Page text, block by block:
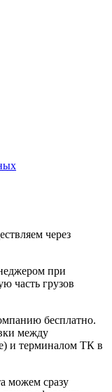
через
при
часть грузов
бесплатно.
между
и терминалом ТК в
можем сразу